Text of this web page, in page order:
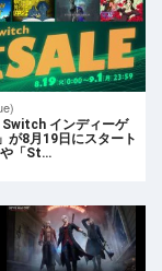
Switch インディーゲ
が8月19日にスタート
や「St…